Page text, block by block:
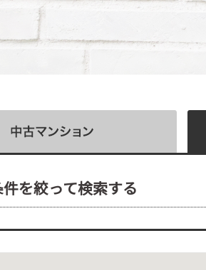
を絞って検索する